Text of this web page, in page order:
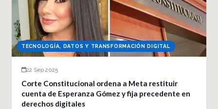
TECNOLOGÍA, DATOS Y TRANSFORMACIÓN DIGITAL
22 Sep 2025
Corte Constitucional ordena a Meta restituir
cuenta de Esperanza Gómez y fija precedente en
derechos digitales